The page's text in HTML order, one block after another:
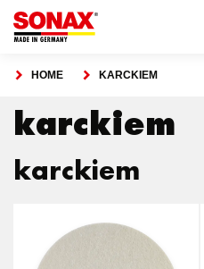
HOME KARCKIEM
karckiem
karckiem